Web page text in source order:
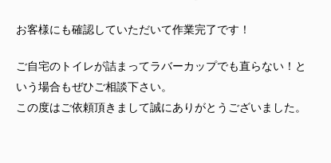
お客様にも確認していただいて作業完了です！
ご自宅のトイレが詰まってラバーカップでも直らない！と
いう場合もぜひご相談下さい。
この度はご依頼頂きまして誠にありがとうございました。